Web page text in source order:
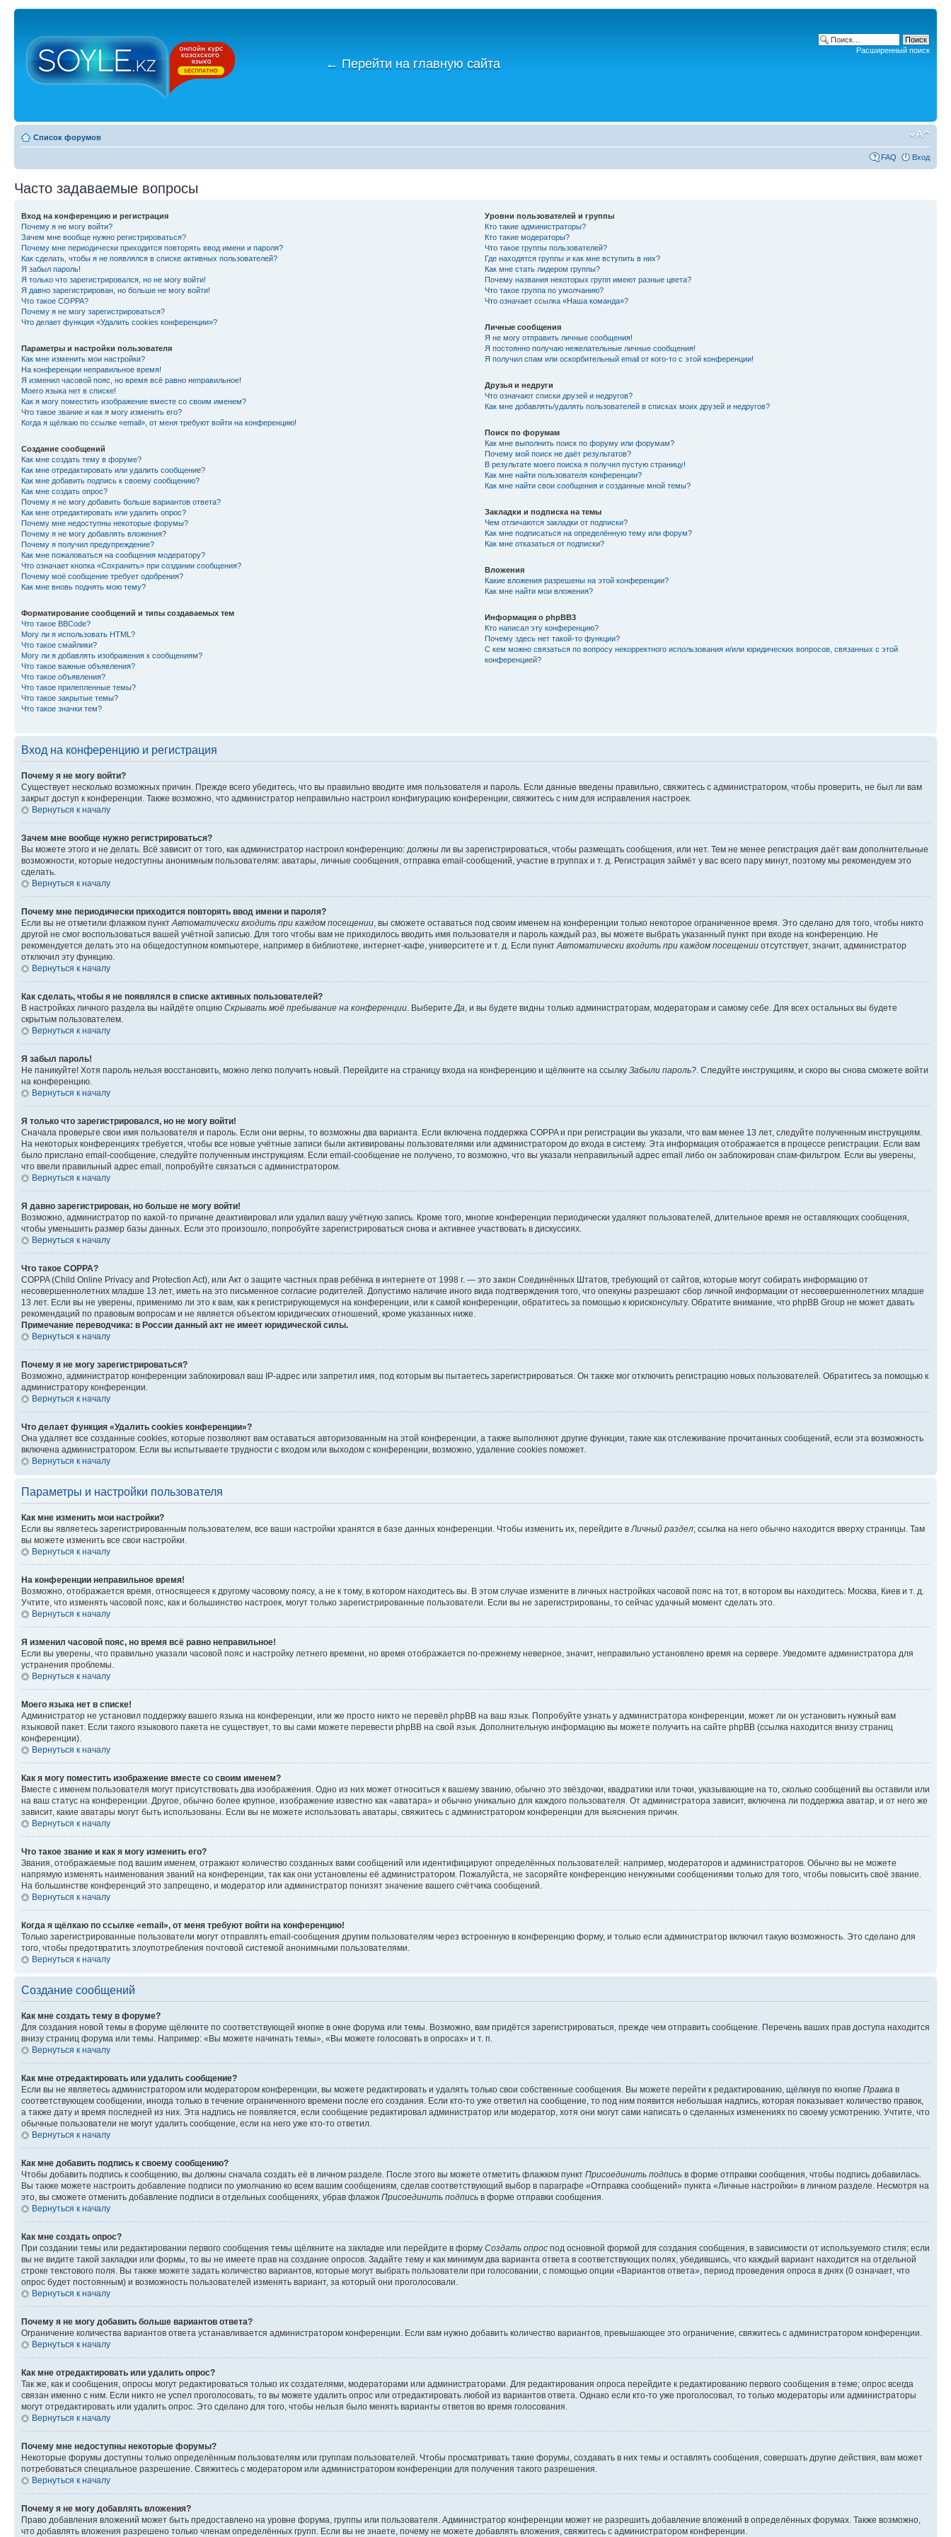
← Перейти на главную сайта
Расширенный поиск
Список форумов
FAQ Вход
Часто задаваемые вопросы
Вход на конференцию и регистрация
Почему я не могу войти?
Зачем мне вообще нужно регистрироваться?
Почему мне периодически приходится повторять ввод имени и пароля?
Как сделать, чтобы я не появлялся в списке активных пользователей?
Я забыл пароль!
Я только что зарегистрировался, но не могу войти!
Я давно зарегистрирован, но больше не могу войти!
Что такое COPPA?
Почему я не могу зарегистрироваться?
Что делает функция «Удалить cookies конференции»?
Параметры и настройки пользователя
Как мне изменить мои настройки?
На конференции неправильное время!
Я изменил часовой пояс, но время всё равно неправильное!
Моего языка нет в списке!
Как я могу поместить изображение вместе со своим именем?
Что такое звание и как я могу изменить его?
Когда я щёлкаю по ссылке «email», от меня требуют войти на конференцию!
Создание сообщений
Как мне создать тему в форуме?
Как мне отредактировать или удалить сообщение?
Как мне добавить подпись к своему сообщению?
Как мне создать опрос?
Почему я не могу добавить больше вариантов ответа?
Как мне отредактировать или удалить опрос?
Почему мне недоступны некоторые форумы?
Почему я не могу добавлять вложения?
Почему я получил предупреждение?
Как мне пожаловаться на сообщения модератору?
Что означает кнопка «Сохранить» при создании сообщения?
Почему моё сообщение требует одобрения?
Как мне вновь поднять мою тему?
Форматирование сообщений и типы создаваемых тем
Что такое BBCode?
Могу ли я использовать HTML?
Что такое смайлики?
Могу ли я добавлять изображения к сообщениям?
Что такое важные объявления?
Что такое объявления?
Что такое прилепленные темы?
Что такое закрытые темы?
Что такое значки тем?
Уровни пользователей и группы
Кто такие администраторы?
Кто такие модераторы?
Что такое группы пользователей?
Где находятся группы и как мне вступить в них?
Как мне стать лидером группы?
Почему названия некоторых групп имеют разные цвета?
Что такое группа по умолчанию?
Что означает ссылка «Наша команда»?
Личные сообщения
Я не могу отправить личные сообщения!
Я постоянно получаю нежелательные личные сообщения!
Я получил спам или оскорбительный email от кого-то с этой конференции!
Друзья и недруги
Что означают списки друзей и недругов?
Как мне добавлять/удалять пользователей в списках моих друзей и недругов?
Поиск по форумам
Как мне выполнить поиск по форуму или форумам?
Почему мой поиск не даёт результатов?
В результате моего поиска я получил пустую страницу!
Как мне найти пользователя конференции?
Как мне найти свои сообщения и созданные мной темы?
Закладки и подписка на темы
Чем отличаются закладки от подписки?
Как мне подписаться на определённую тему или форум?
Как мне отказаться от подписки?
Вложения
Какие вложения разрешены на этой конференции?
Как мне найти мои вложения?
Информация о phpBB3
Кто написал эту конференцию?
Почему здесь нет такой-то функции?
С кем можно связаться по вопросу некорректного использования и/или юридических вопросов, связанных с этой
конференцией?
Вход на конференцию и регистрация
Почему я не могу войти?
Существует несколько возможных причин. Прежде всего убедитесь, что вы правильно вводите имя пользователя и пароль. Если данные введены правильно, свяжитесь с администратором, чтобы проверить, не был ли вам
закрыт доступ к конференции. Также возможно, что администратор неправильно настроил конфигурацию конференции, свяжитесь с ним для исправления настроек.
Вернуться к началу
Зачем мне вообще нужно регистрироваться?
Вы можете этого и не делать. Всё зависит от того, как администратор настроил конференцию: должны ли вы зарегистрироваться, чтобы размещать сообщения, или нет. Тем не менее регистрация даёт вам дополнительные
возможности, которые недоступны анонимным пользователям: аватары, личные сообщения, отправка email-сообщений, участие в группах и т. д. Регистрация займёт у вас всего пару минут, поэтому мы рекомендуем это
сделать.
Вернуться к началу
Почему мне периодически приходится повторять ввод имени и пароля?
Если вы не отметили флажком пунктАвтоматически входить при каждом посещении, вы сможете оставаться под своим именем на конференции только некоторое ограниченное время. Это сделано для того, чтобы никто
другой не смог воспользоваться вашей учётной записью. Для того чтобы вам не приходилось вводить имя пользователя и пароль каждый раз, вы можете выбрать указанный пункт при входе на конференцию. Не
рекомендуется делать это на общедоступном компьютере, например в библиотеке, интернет-кафе, университете и т. д. Если пунктАвтоматически входить при каждом посещении отсутствует, значит, администратор
отключил эту функцию.
Вернуться к началу
Как сделать, чтобы я не появлялся в списке активных пользователей?
В настройках личного раздела вы найдёте опцию Скрывать моё пребывание на конференции. ВыберитеДа, и вы будете видны только администраторам, модераторам и самому себе. Для всех остальных вы будете
скрытым пользователем.
Вернуться к началу
Я забыл пароль!
Не паникуйте! Хотя пароль нельзя восстановить, можно легко получить новый. Перейдите на страницу входа на конференцию и щёлкните на ссылку Забыли пароль?. Следуйте инструкциям, и скоро вы снова сможете войти
на конференцию.
Вернуться к началу
Я только что зарегистрировался, но не могу войти!
Сначала проверьте свои имя пользователя и пароль. Если они верны, то возможны два варианта. Если включена поддержка COPPA и при регистрации вы указали, что вам менее 13 лет, следуйте полученным инструкциям.
На некоторых конференциях требуется, чтобы все новые учётные записи были активированы пользователями или администратором до входа в систему. Эта информация отображается в процессе регистрации. Если вам
было прислано email-сообщение, следуйте полученным инструкциям. Если email-сообщение не получено, то возможно, что вы указали неправильный адрес email либо он заблокирован спам-фильтром. Если вы уверены,
что ввели правильный адрес email, попробуйте связаться с администратором.
Вернуться к началу
Я давно зарегистрирован, но больше не могу войти!
Возможно, администратор по какой-то причине деактивировал или удалил вашу учётную запись. Кроме того, многие конференции периодически удаляют пользователей, длительное время не оставляющих сообщения,
чтобы уменьшить размер базы данных. Если это произошло, попробуйте зарегистрироваться снова и активнее участвовать в дискуссиях.
Вернуться к началу
Что такое COPPA?
COPPA (Child Online Privacy and Protection Act), или Акт о защите частных прав ребёнка в интернете от 1998 г. — это закон Соединённых Штатов, требующий от сайтов, которые могут собирать информацию от
несовершеннолетних младше 13 лет, иметь на это письменное согласие родителей. Допустимо наличие иного вида подтверждения того, что опекуны разрешают сбор личной информации от несовершеннолетних младше
13 лет. Если вы не уверены, применимо ли это к вам, как к регистрирующемуся на конференции, или к самой конференции, обратитесь за помощью к юрисконсульту. Обратите внимание, что phpBB Group не может давать
рекомендаций по правовым вопросам и не является объектом юридических отношений, кроме указанных ниже.
Примечание переводчика: в России данный акт не имеет юридической силы.
Вернуться к началу
Почему я не могу зарегистрироваться?
Возможно, администратор конференции заблокировал ваш IP-адрес или запретил имя, под которым вы пытаетесь зарегистрироваться. Он также мог отключить регистрацию новых пользователей. Обратитесь за помощью к
администратору конференции.
Вернуться к началу
Что делает функция «Удалить cookies конференции»?
Она удаляет все созданные cookies, которые позволяют вам оставаться авторизованным на этой конференции, а также выполняют другие функции, такие как отслеживание прочитанных сообщений, если эта возможность
включена администратором. Если вы испытываете трудности с входом или выходом с конференции, возможно, удаление cookies поможет.
Вернуться к началу
Параметры и настройки пользователя
Как мне изменить мои настройки?
Если вы являетесь зарегистрированным пользователем, все ваши настройки хранятся в базе данных конференции. Чтобы изменить их, перейдите вЛичный раздел; ссылка на него обычно находится вверху страницы. Там
вы можете изменить все свои настройки.
Вернуться к началу
На конференции неправильное время!
Возможно, отображается время, относящееся к другому часовому поясу, а не к тому, в котором находитесь вы. В этом случае измените в личных настройках часовой пояс на тот, в котором вы находитесь: Москва, Киев и т. д.
Учтите, что изменять часовой пояс, как и большинство настроек, могут только зарегистрированные пользователи. Если вы не зарегистрированы, то сейчас удачный момент сделать это.
Вернуться к началу
Я изменил часовой пояс, но время всё равно неправильное!
Если вы уверены, что правильно указали часовой пояс и настройку летнего времени, но время отображается по-прежнему неверное, значит, неправильно установлено время на сервере. Уведомите администратора для
устранения проблемы.
Вернуться к началу
Моего языка нет в списке!
Администратор не установил поддержку вашего языка на конференции, или же просто никто не перевёл phpBB на ваш язык. Попробуйте узнать у администратора конференции, может ли он установить нужный вам
языковой пакет. Если такого языкового пакета не существует, то вы сами можете перевести phpBB на свой язык. Дополнительную информацию вы можете получить на сайте phpBB (ссылка находится внизу страниц
конференции).
Вернуться к началу
Как я могу поместить изображение вместе со своим именем?
Вместе с именем пользователя могут присутствовать два изображения. Одно из них может относиться к вашему званию, обычно это звёздочки, квадратики или точки, указывающие на то, сколько сообщений вы оставили или
на ваш статус на конференции. Другое, обычно более крупное, изображение известно как «аватара» и обычно уникально для каждого пользователя. От администратора зависит, включена ли поддержка аватар, и от него же
зависит, какие аватары могут быть использованы. Если вы не можете использовать аватары, свяжитесь с администратором конференции для выяснения причин.
Вернуться к началу
Что такое звание и как я могу изменить его?
Звания, отображаемые под вашим именем, отражают количество созданных вами сообщений или идентифицируют определённых пользователей: например, модераторов и администраторов. Обычно вы не можете
напрямую изменять наименования званий на конференции, так как они установлены её администратором. Пожалуйста, не засоряйте конференцию ненужными сообщениями только для того, чтобы повысить своё звание.
На большинстве конференций это запрещено, и модератор или администратор понизят значение вашего счётчика сообщений.
Вернуться к началу
Когда я щёлкаю по ссылке «email», от меня требуют войти на конференцию!
Только зарегистрированные пользователи могут отправлять email-сообщения другим пользователям через встроенную в конференцию форму, и только если администратор включил такую возможность. Это сделано для
того, чтобы предотвратить злоупотребления почтовой системой анонимными пользователями.
Вернуться к началу
Создание сообщений
Как мне создать тему в форуме?
Для создания новой темы в форуме щёлкните по соответствующей кнопке в окне форума или темы. Возможно, вам придётся зарегистрироваться, прежде чем отправить сообщение. Перечень ваших прав доступа находится
внизу страниц форума или темы. Например: «Вы можете начинать темы», «Вы можете голосовать в опросах» и т. п.
Вернуться к началу
Как мне отредактировать или удалить сообщение?
Если вы не являетесь администратором или модератором конференции, вы можете редактировать и удалять только свои собственные сообщения. Вы можете перейти к редактированию, щёлкнув по кнопке Правка в
соответствующем сообщении, иногда только в течение ограниченного времени после его создания. Если кто-то уже ответил на сообщение, то под ним появится небольшая надпись, которая показывает количество правок,
а также дату и время последней из них. Эта надпись не появляется, если сообщение редактировал администратор или модератор, хотя они могут сами написать о сделанных изменениях по своему усмотрению. Учтите, что
обычные пользователи не могут удалить сообщение, если на него уже кто-то ответил.
Вернуться к началу
Как мне добавить подпись к своему сообщению?
Чтобы добавить подпись к сообщению, вы должны сначала создать её в личном разделе. После этого вы можете отметить флажком пункт Присоединить подпись в форме отправки сообщения, чтобы подпись добавилась.
Вы также можете настроить добавление подписи по умолчанию ко всем вашим сообщениям, сделав соответствующий выбор в параграфе «Отправка сообщений» пункта «Личные настройки» в личном разделе. Несмотря на
это, вы сможете отменить добавление подписи в отдельных сообщениях, убрав флажок Присоединить подпись в форме отправки сообщения.
Вернуться к началу
Как мне создать опрос?
При создании темы или редактировании первого сообщения темы щёлкните на закладке или перейдите в форму Создать опрос под основной формой для создания сообщения, в зависимости от используемого стиля; если
вы не видите такой закладки или формы, то вы не имеете прав на создание опросов. Задайте тему и как минимум два варианта ответа в соответствующих полях, убедившись, что каждый вариант находится на отдельной
строке текстового поля. Вы также можете задать количество вариантов, которые могут выбрать пользователи при голосовании, с помощью опции «Вариантов ответа», период проведения опроса в днях (0 означает, что
опрос будет постоянным) и возможность пользователей изменять вариант, за который они проголосовали.
Вернуться к началу
Почему я не могу добавить больше вариантов ответа?
Ограничение количества вариантов ответа устанавливается администратором конференции. Если вам нужно добавить количество вариантов, превышающее это ограничение, свяжитесь с администратором конференции.
Вернуться к началу
Как мне отредактировать или удалить опрос?
Так же, как и сообщения, опросы могут редактироваться только их создателями, модераторами или администраторами. Для редактирования опроса перейдите к редактированию первого сообщения в теме; опрос всегда
связан именно с ним. Если никто не успел проголосовать, то вы можете удалить опрос или отредактировать любой из вариантов ответа. Однако если кто-то уже проголосовал, то только модераторы или администраторы
могут отредактировать или удалить опрос. Это сделано для того, чтобы нельзя было менять варианты ответов во время голосования.
Вернуться к началу
Почему мне недоступны некоторые форумы?
Некоторые форумы доступны только определённым пользователям или группам пользователей. Чтобы просматривать такие форумы, создавать в них темы и оставлять сообщения, совершать другие действия, вам может
потребоваться специальное разрешение. Свяжитесь с модератором или администратором конференции для получения такого разрешения.
Вернуться к началу
Почему я не могу добавлять вложения?
Право добавления вложений может быть предоставлено на уровне форума, группы или пользователя. Администратор конференции может не разрешить добавление вложений в определённых форумах. Также возможно,
что добавлять вложения разрешено только членам определённых групп. Если вы не знаете, почему не можете добавлять вложения, свяжитесь с администратором конференции.